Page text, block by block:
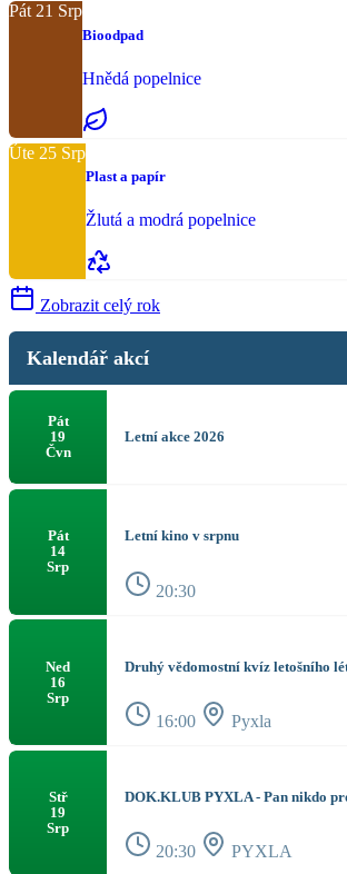
Pát 21 Srp
Bioodpad
Hnědá popelnice
Úte 25 Srp
Plast a papír
Žlutá a modrá popelnice
Zobrazit celý rok
Kalendář akcí
Pát
19
Čvn
Letní akce 2026
Pát
14
Srp
Letní kino v srpnu
20:30
Ned
16
Srp
Druhý vědomostní kvíz letošního
16:00 Pyxla
Stř
19
Srp
DOK.KLUB PYXLA - Pan nikdo
20:30 PYXLA